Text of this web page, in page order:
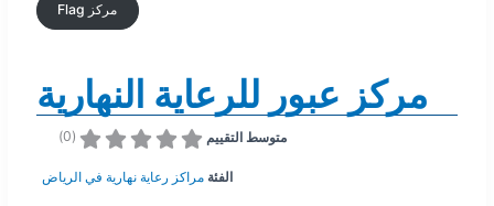
Flag مركز
مركز عبور للرعاية النهارية
متوسط التقييم (
0
)
الفئة مراكز رعاية نهارية في الرياض